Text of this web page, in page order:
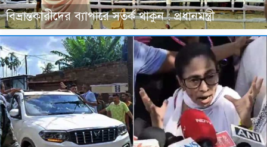
বিভ্রান্তকারীদের ব্যাপারে সতর্ক থাকুন : প্রধানমন্ত্রী